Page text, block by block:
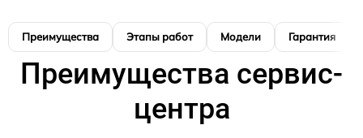
Преимущества Этапы работ Модели Гарантия
Преимущества сервис-
центра